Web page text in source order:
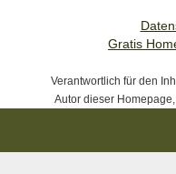
Gratis
Verantwortlich für den
Autor dieser